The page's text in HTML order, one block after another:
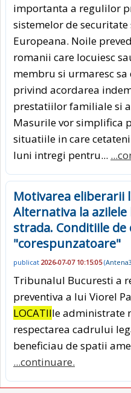
importanta a regulilor
sistemelor de
Europeana. Noile
romanii care locuiesc
membru si urmaresc
privind acordarea
prestatiilor familiale si
Masurile vor simplifica
situatiile in care
luni intregi pentru...
Motivarea eliberarii
Alternativa la
strada. Conditiile de
"corespunzatoare"
publicat 2026-07-07 10:15:05(Antena3
Tribunalul Bucuresti a
preventiva a lui Viorel
LOCATIIle administrate
respectarea cadrului
beneficiau de spatii
...continuare.